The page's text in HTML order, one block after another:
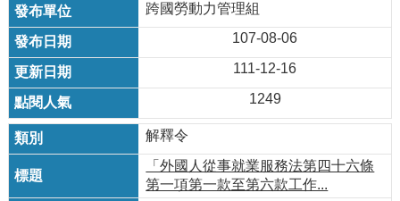
跨國勞動力管理組
107-08-06
111-12-16
1249
解釋令
「外國人從事就業服務法第四十六條
第一項第一款至第六款工作...